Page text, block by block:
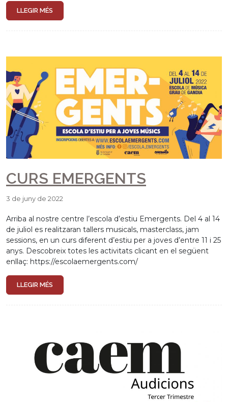
LLEGIR MÉS
CURS EMERGENTS
3 de juny de 2022
Arriba al nostre centre l’escola d’estiu Emergents. Del 4 al 14
de juliol es realitzaran tallers musicals, masterclass, jam
sessions, en un curs diferent d’estiu per a joves d’entre 11 i 25
anys. Descobreix totes les activitats clicant en el següent
enllaç: https://escolaemergents.com/
LLEGIR MÉS